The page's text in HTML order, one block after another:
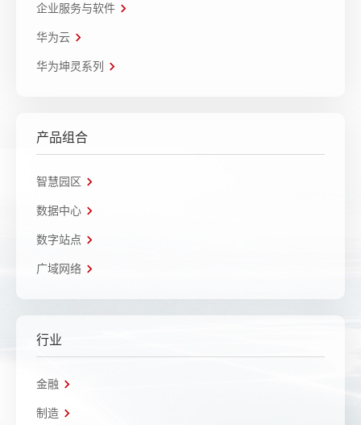
企业服务与软件
华为云
华为坤灵系列
产品组合
智慧园区
数据中心
数字站点
广域网络
行业
金融
制造